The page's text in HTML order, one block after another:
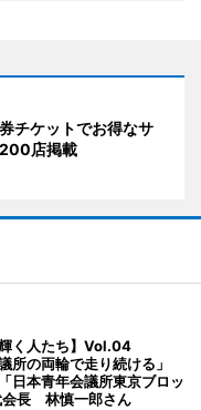
チケットでお得なサ
店掲載
く人たち】Vol.04
所の両輪で走り続ける」
日本青年会議所東京ブロッ
会長 林慎一郎さん